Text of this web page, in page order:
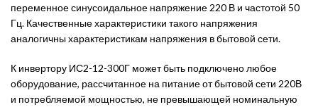
переменное синусоидальное напряжение 220 В и частотой 50
Гц. Качественные характеристики такого напряжения
аналогичны характеристикам напряжения в бытовой сети.
К инвертору ИС2-12-300Г может быть подключено любое
оборудование, рассчитанное на питание от бытовой сети 220В
и потребляемой мощностью, не превышающей номинальную